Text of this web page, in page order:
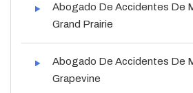
Abogado De Accidentes De
Grand Prairie
Abogado De Accidentes De
Grapevine